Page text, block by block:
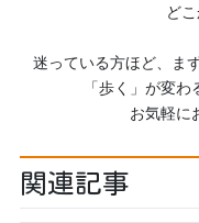
ど
迷っている方ほど、ま
「歩く」が変
お気軽に
関連記事